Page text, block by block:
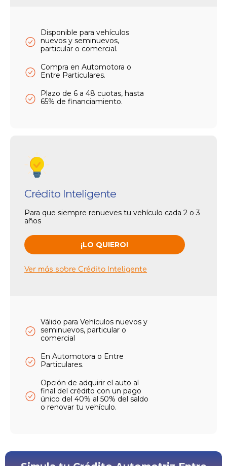
Disponible para vehículos
nuevos y seminuevos,
particular o comercial.
Compra en Automotora o
Entre Particulares.
Plazo de 6 a 48 cuotas, hasta
65% de financiamiento.
Crédito Inteligente
Para que siempre renueves tu vehículo cada 2 o 3
años
¡LO QUIERO!
Ver más sobre Crédito Inteligente
Válido para Vehículos nuevos y
seminuevos, particular o
comercial
En Automotora o Entre
Particulares.
Opción de adquirir el auto al
final del crédito con un pago
único del 40% al 50% del saldo
o renovar tu vehículo.